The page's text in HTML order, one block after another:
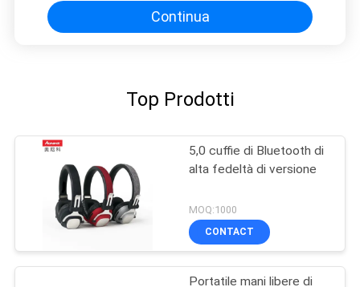
Continua
Top Prodotti
5,0 cuffie di Bluetooth di
alta fedeltà di versione
MOQ:1000
CONTACT
Portatile mani libere di